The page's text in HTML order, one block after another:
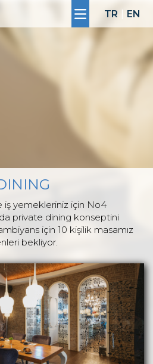
TR EN
iş yemekleriniz için No4
private dining konseptini
için 10 kişilik masamız
bekliyor.